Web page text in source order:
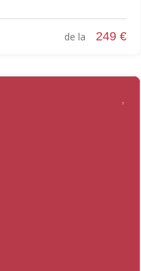
de la 249 €